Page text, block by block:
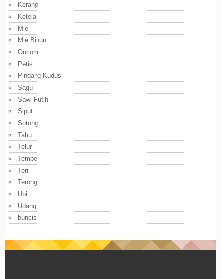
Kerang
Ketela
Mie
Mie Bihun
Oncom
Petis
Pindang Kudus
Sagu
Sawi Putih
Siput
Sotong
Tahu
Telur
Tempe
Teri
Terong
Ubi
Udang
buncis